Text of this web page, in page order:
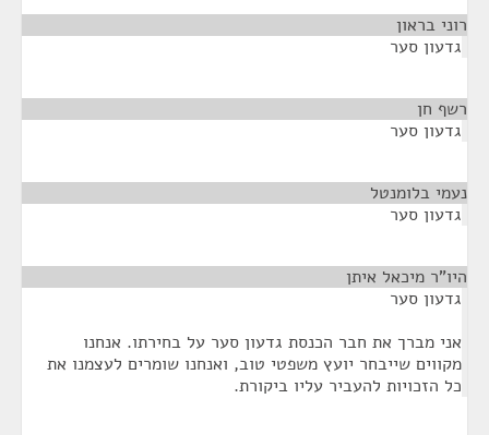
רוני בראון
גדעון סער
רשף חן
גדעון סער
נעמי בלומנטל
גדעון סער
היו"ר מיכאל איתן
גדעון סער
אני מברך את חבר הכנסת גדעון סער על בחירתו. אנחנו
מקווים שייבחר יועץ משפטי טוב, ואנחנו שומרים לעצמנו את
כל הזכויות להעביר עליו ביקורת.